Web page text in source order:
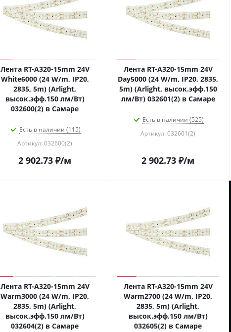
Лента RT-A320-15mm 24V
White6000 (24 W/m, IP20,
2835, 5m) (Arlight,
высок.эфф.150 лм/Вт)
032600(2) в Самаре
Есть в наличии (115)
Артикул: 032600(2)
2 902.73 ₽/м
Лента RT-A320-15mm 24V
Day5000 (24 W/m, IP20, 2835,
5m) (Arlight, высок.эфф.150
лм/Вт) 032601(2) в Самаре
Есть в наличии (525)
Артикул: 032601(2)
2 902.73 ₽/м
Лента RT-A320-15mm 24V
Warm3000 (24 W/m, IP20,
2835, 5m) (Arlight,
высок.эфф.150 лм/Вт)
032604(2) в Самаре
Лента RT-A320-15mm 24V
Warm2700 (24 W/m, IP20,
2835, 5m) (Arlight,
высок.эфф.150 лм/Вт)
032605(2) в Самаре